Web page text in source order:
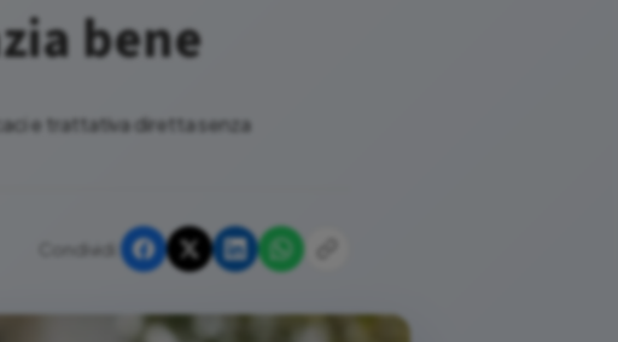
bene
e trattativa diretta senza
Condividi: